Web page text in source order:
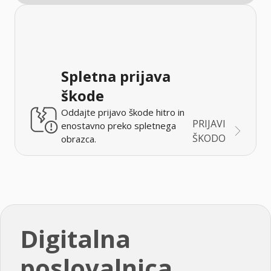
Spletna prijava
škode
Oddajte prijavo škode hitro in
enostavno preko spletnega
obrazca.
PRIJAVI
ŠKODO
Digitalna